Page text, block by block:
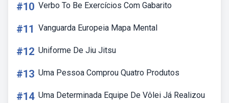
#10 Verbo To Be Exercícios Com Gabarito
#11 Vanguarda Europeia Mapa Mental
#12 Uniforme De Jiu Jitsu
#13 Uma Pessoa Comprou Quatro Produtos
#14 Uma Determinada Equipe De Vôlei Já Realizou